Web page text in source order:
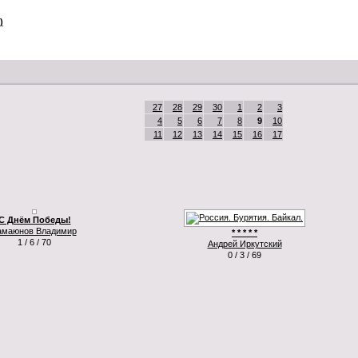
27 28 29 30 1 2
3
4
5 6 7 8 9
10
11
12 13 14 15 16 17
Днём Победы!
Владимир
1 / 6 / 70
* * * * *
Андрей Иркутский
0 / 3 / 69